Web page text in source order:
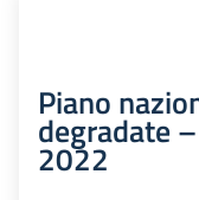
Piano
degradate
2022